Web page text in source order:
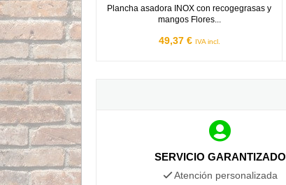
Plancha asadora INOX con recogegrasas y
mangos Flores...
49,37 € IVA incl.
SERVICIO GARANTIZADO
Atención personalizada